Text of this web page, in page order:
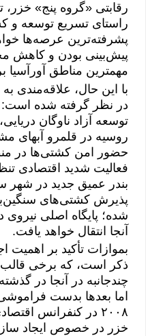
رقابتی «گروه پنج»
راستای تسریع توسعه و
پشرفته‌ترین عرصه‌ها
پیش‌بینی بودن و کاهش
مهمترین مناطق
با این حال، علاقه‌مندی
در نظر گرفته شده
توسعه آزاد ناوگان
روسیه در قلمرو آبهای
حضور امن کشتی‌ها در
فعالیت شدید اقتصادی
بندر عمیق جدید در شهر
شده؛ پایگاه اصلی نیروی
آنجا انتقال خواهد یافت.
بموازات تأکید بر اهمیت
ذکر است، که برخی
چندجانبه در آنجا در
اما بعدها بدست
۲٠٠۸ در کنفرانس
خزر در خصوص ایجاد